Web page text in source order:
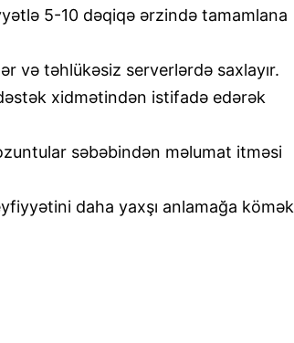
5-10 dəqiqə ərzində tamamlana
və təhlükəsiz serverlərdə saxlayır.
xidmətindən istifadə edərək
səbəbindən məlumat itməsi
daha yaxşı anlamağa kömək